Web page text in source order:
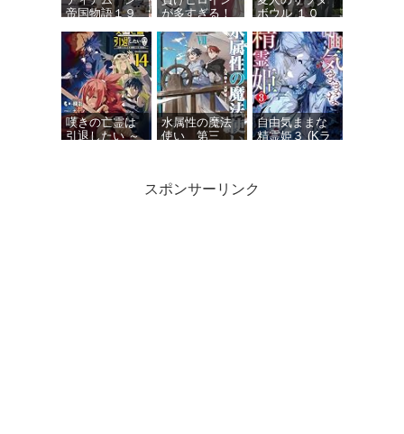
帝国物語１９
始まる、姫の
転生逆転スト
ーリー～
が多すぎる！
庫)
ボウル １０
嘆きの亡霊は
引退したい ～
水属性の魔法
使い 第三
しSS付き】
自由気ままな
精霊姫３ (Kラ
スポンサーリンク